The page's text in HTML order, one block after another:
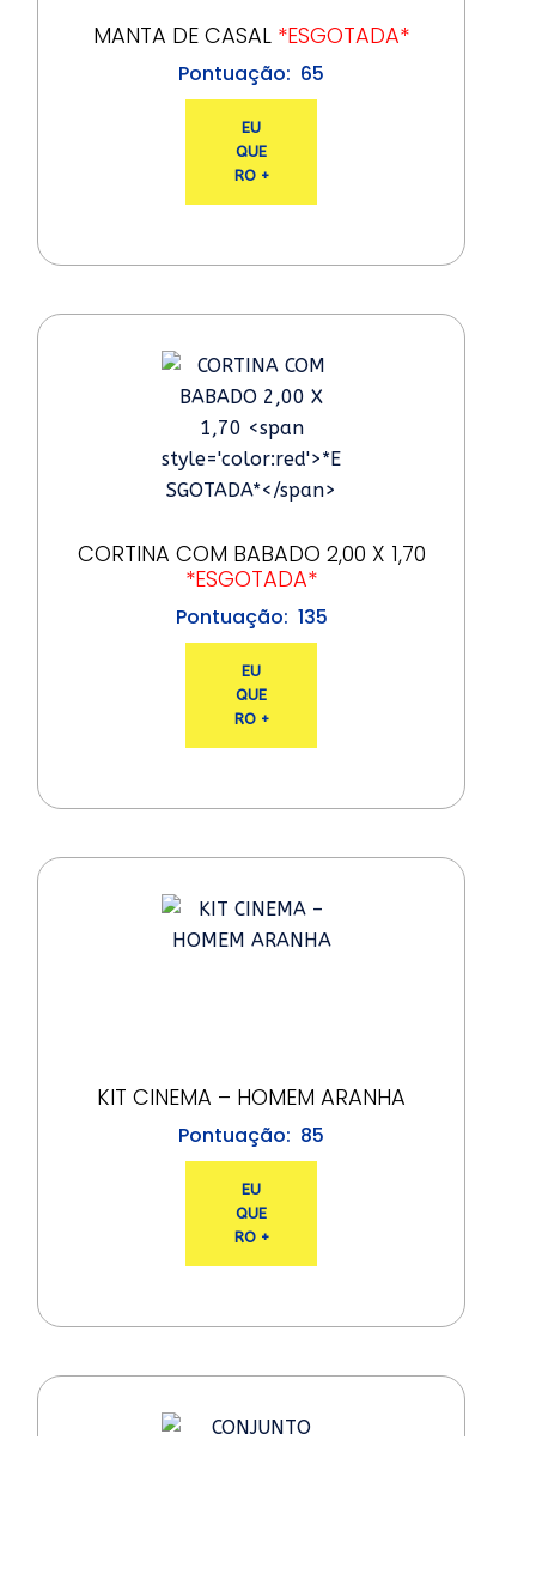
MANTA DE CASAL *ESGOTADA*
65
EU
QUE
RO +
CORTINA COM BABADO 2,00 X 1,70
*ESGOTADA*
135
EU
QUE
RO +
KIT CINEMA – HOMEM ARANHA
85
EU
QUE
RO +